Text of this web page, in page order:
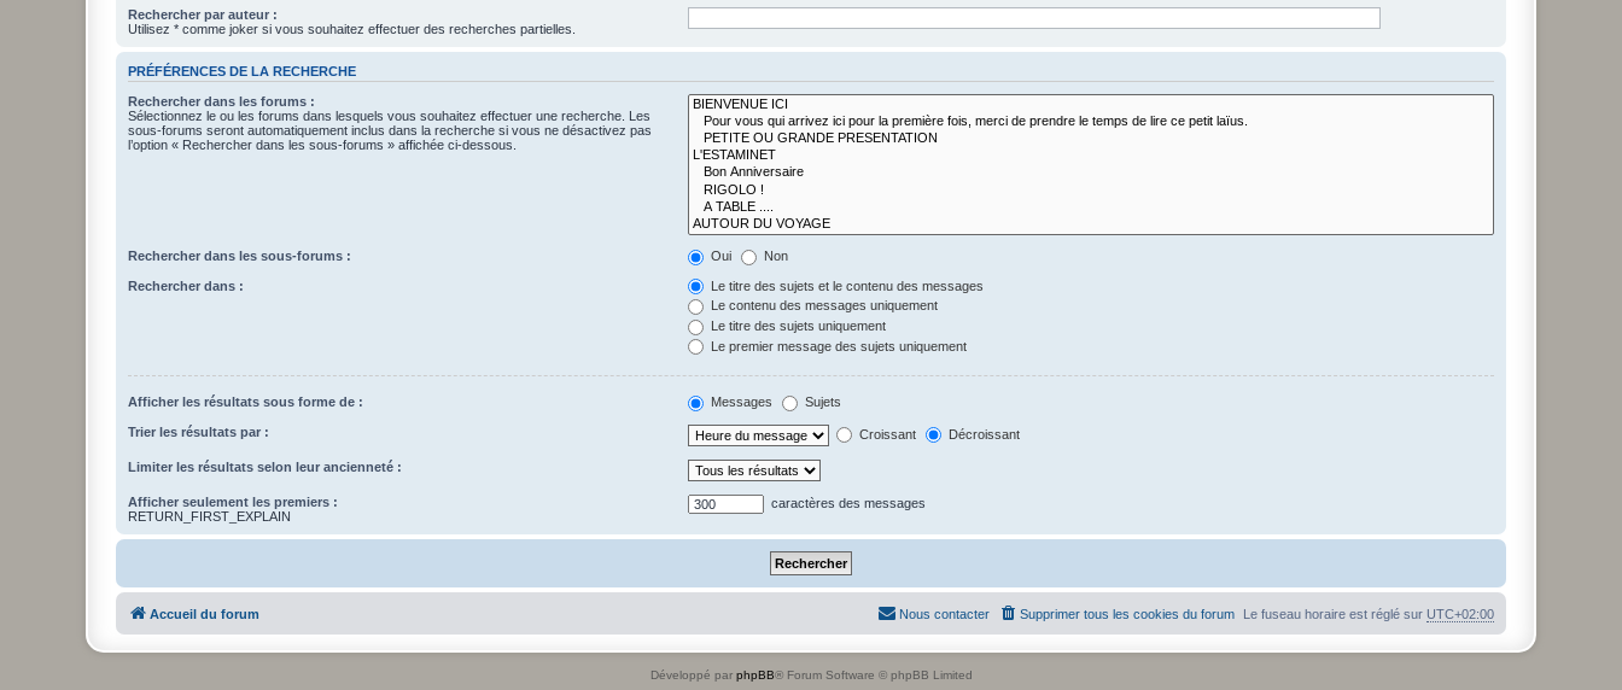
Rechercher par auteur :
Utilisez * comme joker si vous souhaitez effectuer des recherches partielles.
PRÉFÉRENCES DE LA RECHERCHE
Rechercher dans les forums :
Sélectionnez le ou les forums dans lesquels vous souhaitez effectuer une recherche. Les
sous-forums seront automatiquement inclus dans la recherche si vous ne désactivez pas
l’option « Rechercher dans les sous-forums » affichée ci-dessous.
Rechercher dans les sous-forums : Oui Non
Rechercher dans :
Le titre des sujets et le contenu des messages
Le contenu des messages uniquement
Le titre des sujets uniquement
Le premier message des sujets uniquement
Afficher les résultats sous forme de : Messages Sujets
Trier les résultats par : Croissant Décroissant
Limiter les résultats selon leur ancienneté :
Afficher seulement les premiers :
RETURN_FIRST_EXPLAIN
caractères des messages
Accueil du forum Le fuseau horaire est réglé sur UTC+02:00
Supprimer tous les cookies du forum
Nous contacter
Développé par phpBB® Forum Software © phpBB Limited